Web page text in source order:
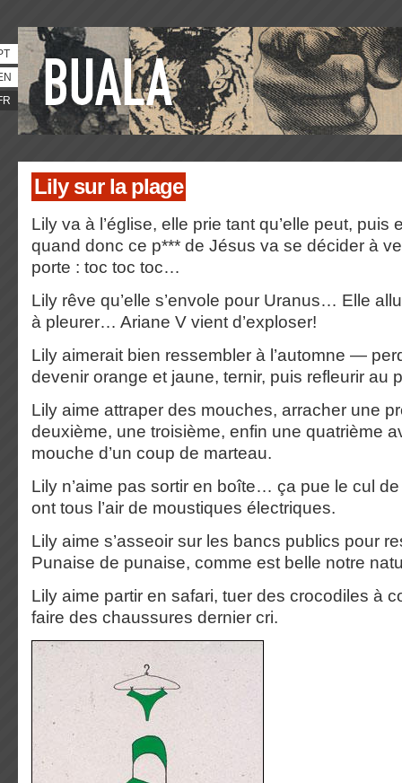
Lily sur la plage
Lily va à l’église, elle prie tant qu’elle peut, puis
quand donc ce p*** de Jésus va se décider à
porte : toc toc toc…
Lily rêve qu’elle s’envole pour Uranus… Elle
à pleurer… Ariane V vient d’exploser!
Lily aimerait bien ressembler à l’automne —
devenir orange et jaune, ternir, puis refleurir au
Lily aime attraper des mouches, arracher une
deuxième, une troisième, enfin une quatrième
mouche d’un coup de marteau.
Lily n’aime pas sortir en boîte… ça pue le cul
ont tous l’air de moustiques électriques.
Lily aime s’asseoir sur les bancs publics pour
Punaise de punaise, comme est belle notre
Lily aime partir en safari, tuer des crocodiles à
faire des chaussures dernier cri.